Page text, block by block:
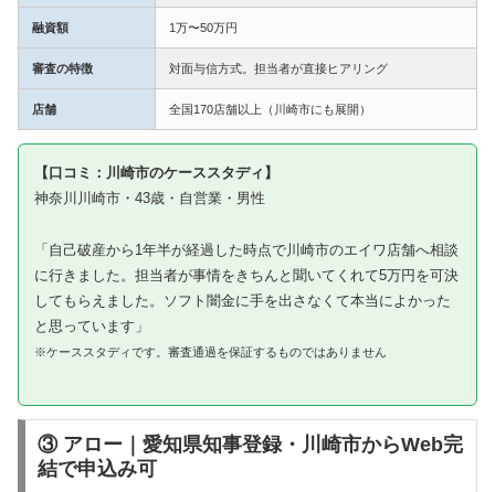
融資額 1万〜50万円
審査の特徴 対面与信方式。担当者が直接ヒアリング
店舗 全国170店舗以上（川崎市にも展開）
【口コミ：川崎市のケーススタディ】
神奈川川崎市・43歳・自営業・男性
「自己破産から1年半が経過した時点で川崎市のエイワ店舗へ相談
に行きました。担当者が事情をきちんと聞いてくれて5万円を可決
してもらえました。ソフト闇金に手を出さなくて本当によかった
と思っています」
※ケーススタディです。審査通過を保証するものではありません
③ アロー｜愛知県知事登録・川崎市からWeb完
結で申込み可